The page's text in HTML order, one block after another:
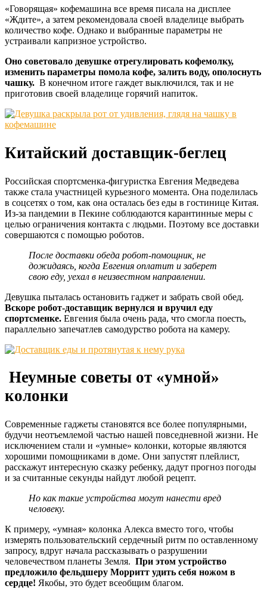
«Говорящая» кофемашина все время писала на дисплее
«Ждите», а затем рекомендовала своей владелице выбрать
количество кофе. Однако и выбранные параметры не
устраивали капризное устройство.
Оно советовало девушке отрегулировать кофемолку,
изменить параметры помола кофе, залить воду, ополоснуть
чашку. В конечном итоге гаждет выключился, так и не
приготовив своей владелице горячий напиток.
Китайский доставщик-беглец
Российская спортсменка-фигуристка Евгения Медведева
также стала участницей курьезного момента. Она поделилась
в соцсетях о том, как она осталась без еды в гостинице Китая.
Из-за пандемии в Пекине соблюдаются карантинные меры с
целью ограничения контакта с людьми. Поэтому все доставки
совершаются с помощью роботов.
После доставки обеда робот-помощник, не
дожидаясь, когда Евгения оплатит и заберет
свою еду, уехал в неизвестном направлении.
Девушка пыталась остановить гаджет и забрать свой обед.
Вскоре робот-доставщик вернулся и вручил еду
спортсменке. Евгения была очень рада, что смогла поесть,
параллельно запечатлев самодурство робота на камеру.
Неумные советы от «умной»
колонки
Современные гаджеты становятся все более популярными,
будучи неотъемлемой частью нашей повседневной жизни. Не
исключением стали и «умные» колонки, которые являются
хорошими помощниками в доме. Они запустят плейлист,
расскажут интересную сказку ребенку, дадут прогноз погоды
и за считанные секунды найдут любой рецепт.
Но как такие устройства могут нанести вред
человеку.
К примеру, «умная» колонка Алекса вместо того, чтобы
измерять пользовательский сердечный ритм по оставленному
запросу, вдруг начала рассказывать о разрушении
человечеством планеты Земля. При этом устройство
предложило фельдшеру Морритт удить себя ножом в
сердце! Якобы, это будет всеобщим благом.